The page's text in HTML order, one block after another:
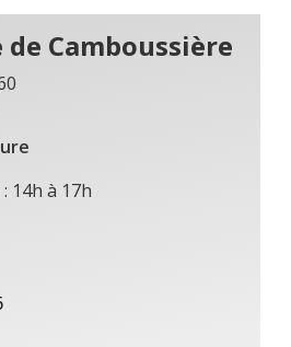
Camboussière
14h à 17h